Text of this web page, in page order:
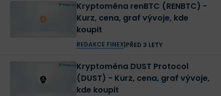
Kryptoměna renBTC (RENBTC) -
Kurz, cena, graf vývoje, kde
koupit
REDAKCE FINEX| PŘED 3 LETY
Kryptoměna DUST Protocol
(DUST) - Kurz, cena, graf vývoje,
kde koupit